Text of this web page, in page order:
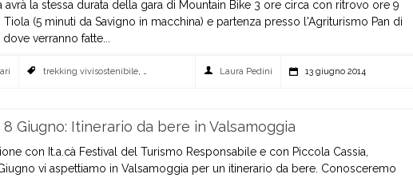
avrà la stessa durata della gara di Mountain Bike 3 ore circa con ritrovo ore 9
(5 minuti da Savigno in macchina) e partenza presso l'Agriturismo Pan di
verranno fatte...
trekking vivisostenibile, valsamoggia Laura Pedini 13 giugno 2014
Giugno: Itinerario da bere in Valsamoggia
con It.a.cà Festival del Turismo Responsabile e con Piccola Cassia,
vi aspettiamo in Valsamoggia per un itinerario da bere. Conosceremo